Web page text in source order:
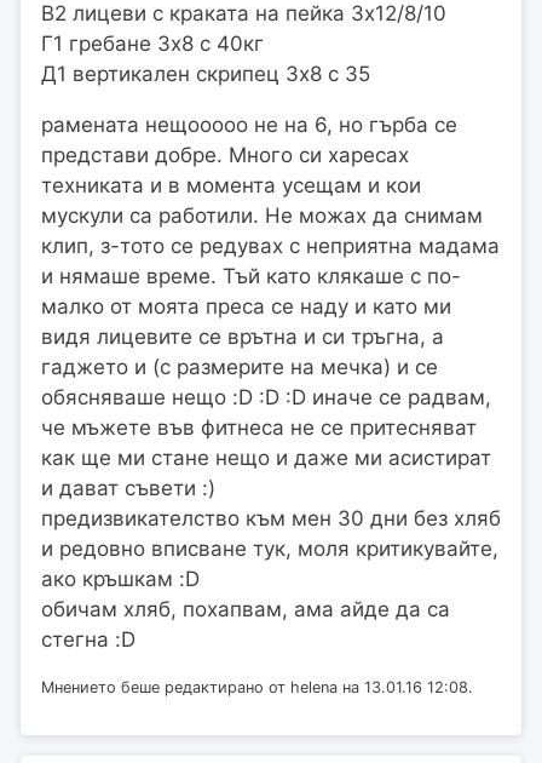
В2 лицеви с краката на пейка 3х12/8/10
Г1 гребане 3х8 с 40кг
Д1 вертикален скрипец 3х8 с 35
рамената нещооооо не на 6, но гърба се
представи добре. Много си харесах
техниката и в момента усещам и кои
мускули са работили. Не можах да снимам
клип, з-тото се редувах с неприятна мадама
и нямаше време. Тъй като клякаше с по-
малко от моята преса се наду и като ми
видя лицевите се врътна и си тръгна, а
гаджето и (с размерите на мечка) и се
обясняваше нещо :D :D :D иначе се радвам,
че мъжете във фитнеса не се притесняват
как ще ми стане нещо и даже ми асистират
и дават съвети :)
предизвикателство към мен 30 дни без хляб
и редовно вписване тук, моля критикувайте,
ако кръшкам :D
обичам хляб, похапвам, ама айде да са
стегна :D
Мнението беше редактирано от helena на 13.01.16 12:08.